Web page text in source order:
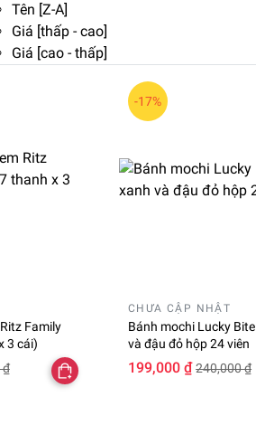
Tên [Z-A]
Giá [thấp - cao]
Giá [cao - thấp]
Family
3 cái)
₫
-17%
CHƯA CẬP NHẬT
Bánh mochi Lucky
và đậu đỏ hộp 24 viên
199,000 ₫ 240,000 ₫